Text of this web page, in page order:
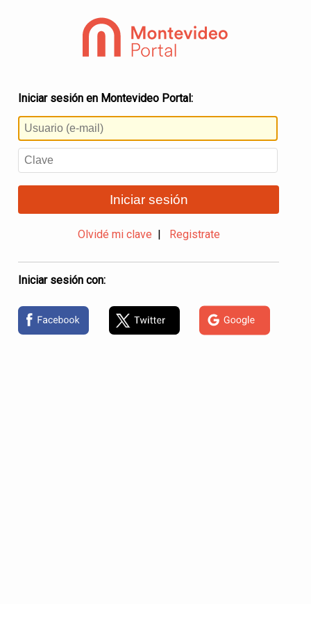
Iniciar sesión en Montevideo Portal:
Iniciar sesión
Olvidé mi clave Registrate
Iniciar sesión con: